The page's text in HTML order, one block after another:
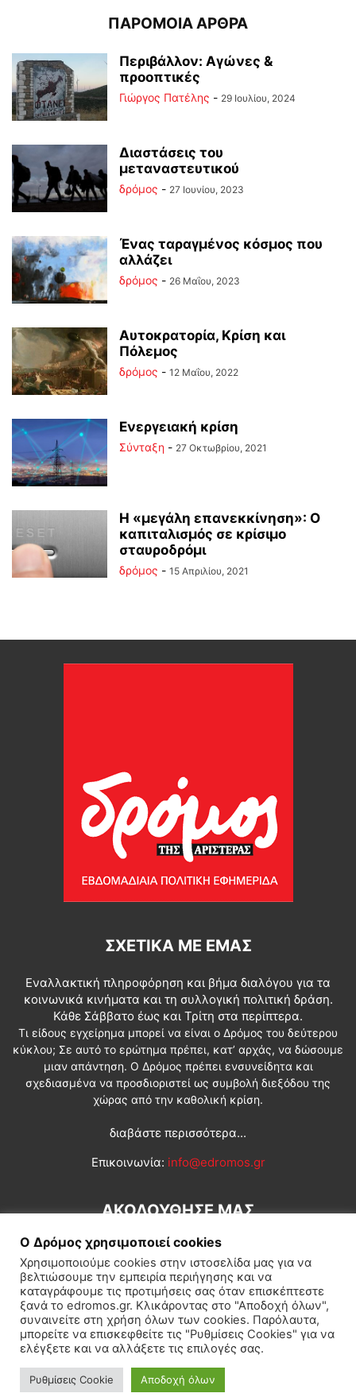
ΠΑΡΟΜΟΙΑ ΑΡΘΡΑ
Περιβάλλον: Αγώνες &
προοπτικές
Γιώργος Πατέλης - 29 Ιουλίου, 2024
Διαστάσεις του
μεταναστευτικού
δρόμος - 27 Ιουνίου, 2023
Ένας ταραγμένος κόσμος που
αλλάζει
δρόμος - 26 Μαΐου, 2023
Αυτοκρατορία, Κρίση και
Πόλεμος
δρόμος - 12 Μαΐου, 2022
Ενεργειακή κρίση
Σύνταξη - 27 Οκτωβρίου, 2021
Η «μεγάλη επανεκκίνηση»: Ο
καπιταλισμός σε κρίσιμο
σταυροδρόμι
δρόμος - 15 Απριλίου, 2021
ΣΧΕΤΙΚΆ ΜΕ ΕΜΆΣ
Εναλλακτική πληροφόρηση και βήμα διαλόγου για τα
κοινωνικά κινήματα και τη συλλογική πολιτική δράση.
Κάθε Σάββατο έως και Τρίτη στα περίπτερα.
Τι είδους εγχείρημα μπορεί να είναι ο Δρόμος του δεύτερου
κύκλου; Σε αυτό το ερώτημα πρέπει, κατ’ αρχάς, να δώσουμε
μιαν απάντηση. Ο Δρόμος πρέπει ενσυνείδητα και
σχεδιασμένα να προσδιοριστεί ως συμβολή διεξόδου της
χώρας από την καθολική κρίση.
διαβάστε περισσότερα...
Επικοινωνία: info@edromos.gr
ΑΚΟΛΟΥΘΗΣΕ ΜΑΣ
Εγγραφή συνδρομητή Πολιτική Διεθνή Κοινωνία
Πολιτισμός Αφιερώματα
© Δρόμος της Αριστεράς
Ο Δρόμος χρησιμοποιεί cookies
Χρησιμοποιούμε cookies στην ιστοσελίδα μας για να
βελτιώσουμε την εμπειρία περιήγησης και να
καταγράφουμε τις προτιμήσεις σας όταν επισκέπτεστε
ξανά το edromos.gr. Κλικάροντας στο "Αποδοχή όλων",
συναινείτε στη χρήση όλων των cookies. Παρόλαυτα,
μπορείτε να επισκεφθείτε τις "Ρυθμίσεις Cookies" για να
ελέγξετε και να αλλάξετε τις επιλογές σας.
Ρυθμίσεις Cookie Αποδοχή όλων